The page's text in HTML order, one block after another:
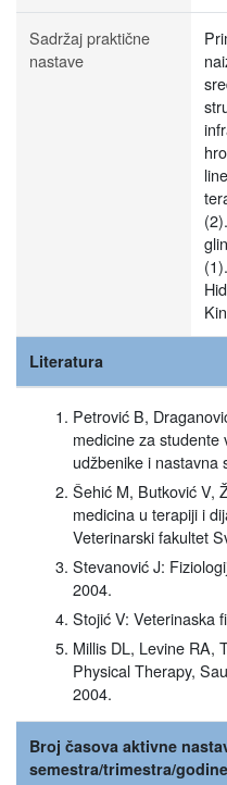
Sadržaj praktične
nastave
Literatura
Petrović B,
medicine za
udžbenike i nastavna
Šehić M, Butković V,
medicina u terapiji i
Veterinarski fakultet
Stevanović J:
2004.
Stojić V: Veterinaska
Millis DL, Levine RA,
Physical Therapy,
2004.
Broj časova aktivne
semestra/trimestra/godine